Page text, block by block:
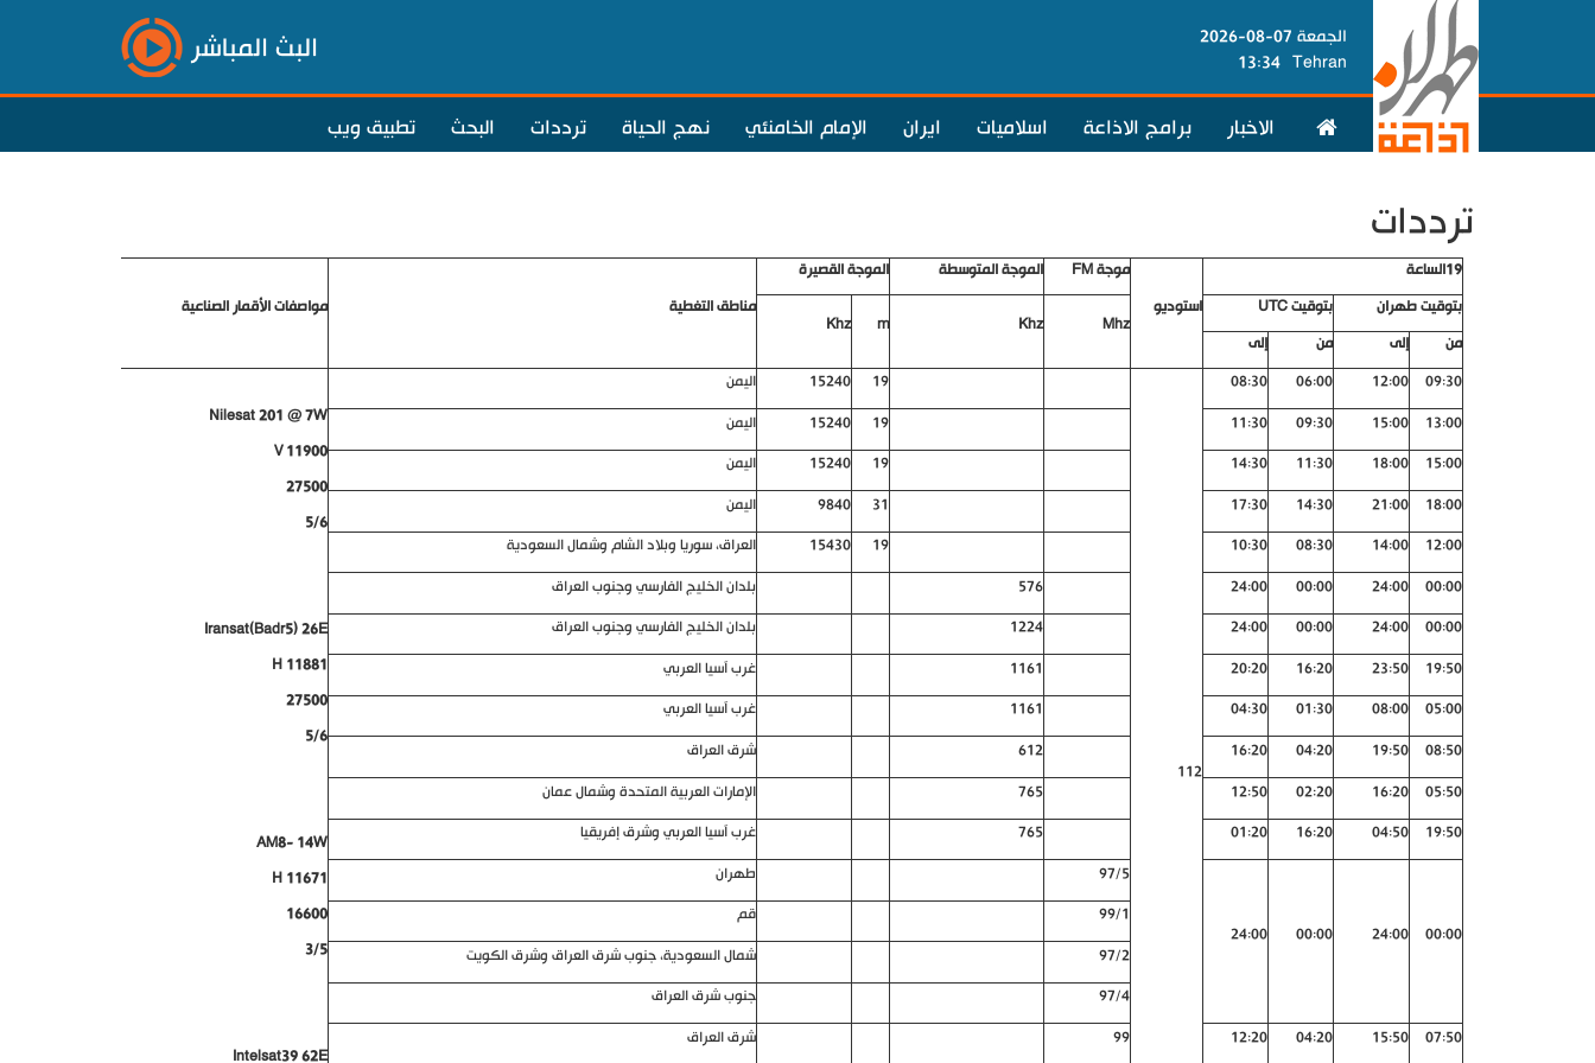
الجمعة 07-08-2026
Tehran
13:34 البث المباشر
الاخبار برامج الاذاعة اسلاميات ايران الإمام الخامنئي نهج الحياة ترددات البحث تطبيق ويب
ترددات
19الساعة
استوديو
موجة FM الموجة المتوسطة الموجة القصيرة
مناطق التغطية مواصفات الأقمار الصناعية بتوقيت طهران بتوقيت UTC
Mhz
Khz
m
Khz
من
إلى من إلى
09:30
12:00
06:00
08:30
112
19
15240
اليمن
Nilesat 201 @ 7W
11900 V
27500
5/6
Iransat(Badr5) 26E
11881 H
27500
5/6
AM8- 14W
11671 H
16600
3/5
Intelsat39 62E
13:00
15:00
09:30
11:30
19
15240 اليمن
15:00
18:00
11:30
14:30
19
15240 اليمن
18:00
21:00
14:30
17:30
31
9840 اليمن
12:00
14:00
08:30
10:30
19
15430 العراق، سوريا وبلاد الشام وشمال السعودية
00:00
24:00
00:00
24:00
576 بلدان الخليج الفارسي وجنوب العراق
00:00
24:00
00:00
24:00
1224 بلدان الخليج الفارسي وجنوب العراق
19:50
23:50
16:20
20:20
1161 غرب آسيا العربي
05:00
08:00
01:30
04:30
1161 غرب آسيا العربي
08:50
19:50
04:20
16:20
612 شرق العراق
05:50
16:20
02:20
12:50
765 الإمارات العربية المتحدة وشمال عمان
19:50
04:50
16:20
01:20
765 غرب آسيا العربي وشرق إفريقيا
00:00
24:00
00:00
24:00
97/5 طهران
99/1 قم
97/2 شمال السعودية، جنوب شرق العراق وشرق الكويت
97/4 جنوب شرق العراق
07:50
15:50
04:20
12:20
99 شرق العراق